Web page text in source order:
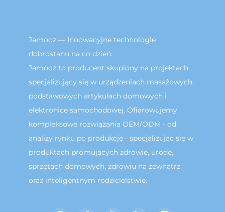
Jamooz — Innowacyjne technologie
dobrostanu na co dzień.
Jamooz to producent skupiony na projektach,
specjalizujący się w urządzeniach masażowych,
podstawowych artykułach domowych i
elektronice samochodowej. Ofiarowujemy
kompleksowe rozwiązania OEM/ODM - od
analizy rynku po produkcję - specjalizując się w
produktach promujących zdrowie, urodę,
sprzętach domowych, zdrowiu na zewnątrz
oraz inteligentnym rodzicielstwie.